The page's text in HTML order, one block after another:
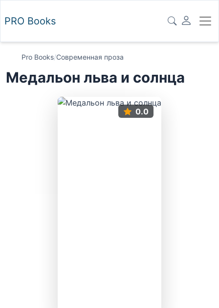
PRO Books
Pro Books/Современная проза
Медальон льва и солнца
0.0